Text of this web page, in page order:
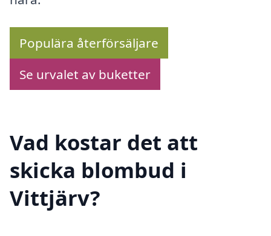
Populära återförsäljare
Se urvalet av buketter
Vad kostar det att
skicka blombud i
Vittjärv?